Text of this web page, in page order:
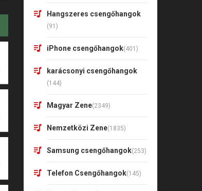
Hangszeres csengőhangok
(91)
iPhone csengőhangok(401)
karácsonyi csengőhangok
(144)
Magyar Zene(2349)
Nemzetközi Zene(1835)
Samsung csengőhangok(253)
Telefon Csengőhangok(145)